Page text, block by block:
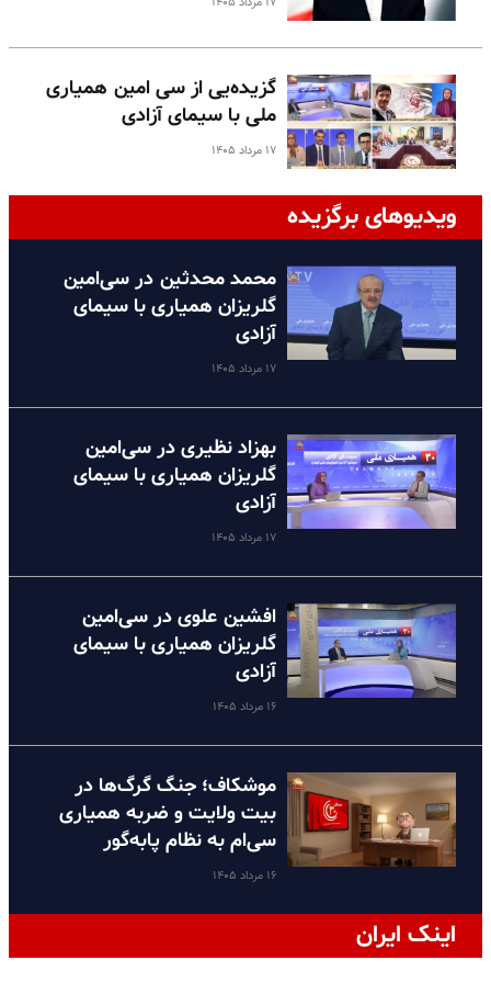
گزیده‌یی از سی امین همیاری
ملی با سیمای آزادی
۱۷ مرداد ۱۴۰۵
ویدیوهای برگزیده
محمد محدثین در سی‌امین
گلریزان همیاری با سیمای
آزادی
۱۷ مرداد ۱۴۰۵
بهزاد نظیری در سی‌امین
گلریزان همیاری با سیمای
آزادی
۱۷ مرداد ۱۴۰۵
افشین علوی در سی‌امین
گلریزان همیاری با سیمای
آزادی
۱۶ مرداد ۱۴۰۵
موشکاف؛ جنگ گرگ‌ها در
بیت ولایت و ضربه همیاری
سی‌ام به نظام پا‌به‌گور
۱۶ مرداد ۱۴۰۵
اینک ایران